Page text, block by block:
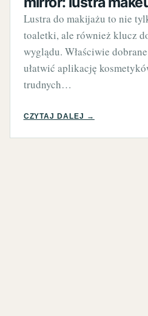
Lustra do makijażu to nie
toaletki, ale również klucz
wyglądu. Właściwie
ułatwić aplikację
trudnych…
CZYTAJ DALEJ →